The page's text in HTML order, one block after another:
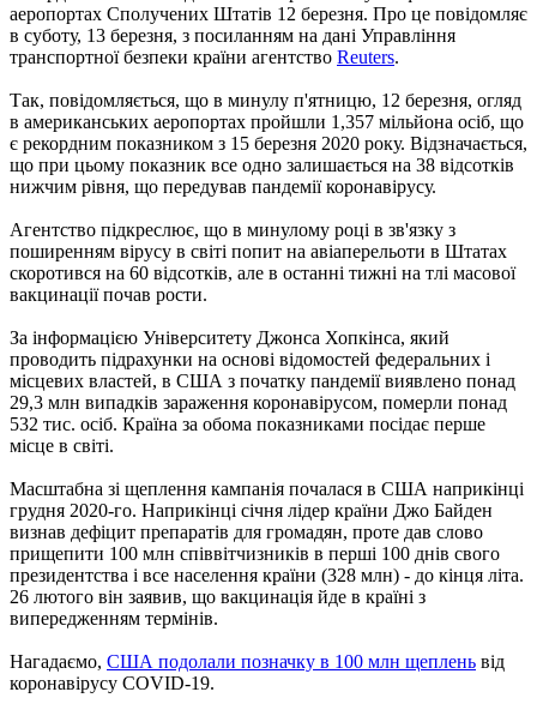
аеропортах Сполучених Штатів 12 березня. Про це повідомляє
в суботу, 13 березня, з посиланням на дані Управління
транспортної безпеки країни агентство Reuters.
Так, повідомляється, що в минулу п'ятницю, 12 березня, огляд
в американських аеропортах пройшли 1,357 мільйона осіб, що
є рекордним показником з 15 березня 2020 року. Відзначається,
що при цьому показник все одно залишається на 38 відсотків
нижчим рівня, що передував пандемії коронавірусу.
Агентство підкреслює, що в минулому році в зв'язку з
поширенням вірусу в світі попит на авіаперельоти в Штатах
скоротився на 60 відсотків, але в останні тижні на тлі масової
вакцинації почав рости.
За інформацією Університету Джонса Хопкінса, який
проводить підрахунки на основі відомостей федеральних і
місцевих властей, в США з початку пандемії виявлено понад
29,3 млн випадків зараження коронавірусом, померли понад
532 тис. осіб. Країна за обома показниками посідає перше
місце в світі.
Масштабна зі щеплення кампанія почалася в США наприкінці
грудня 2020-го. Наприкінці січня лідер країни Джо Байден
визнав дефіцит препаратів для громадян, проте дав слово
прищепити 100 млн співвітчизників в перші 100 днів свого
президентства і все населення країни (328 млн) - до кінця літа.
26 лютого він заявив, що вакцинація йде в країні з
випередженням термінів.
Нагадаємо, США подолали позначку в 100 млн щеплень від
коронавірусу COVID-19.